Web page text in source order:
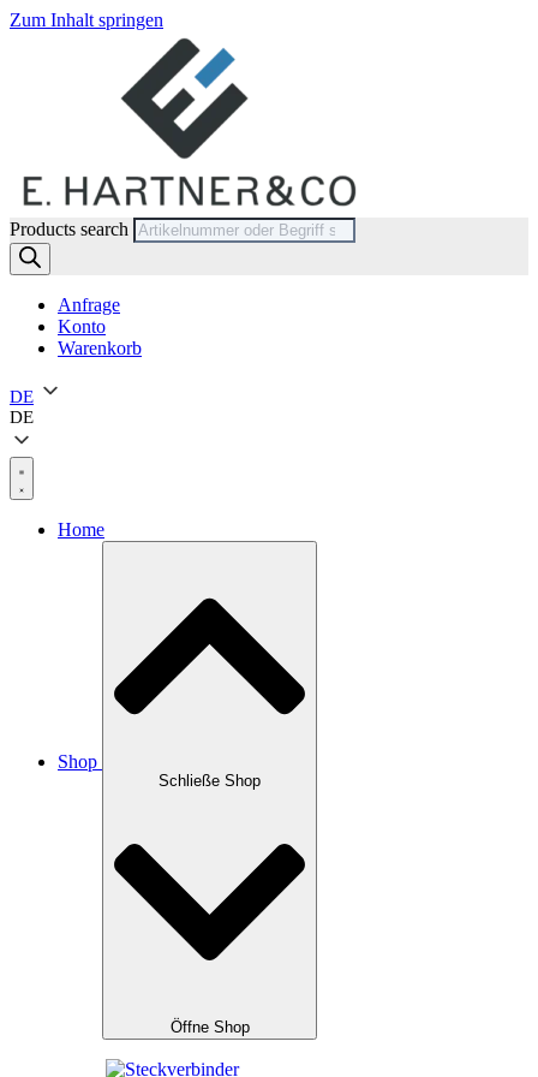
Zum Inhalt springen
Products search
Anfrage
Konto
Warenkorb
DE
DE
Home
Shop
Schließe Shop
Öffne Shop